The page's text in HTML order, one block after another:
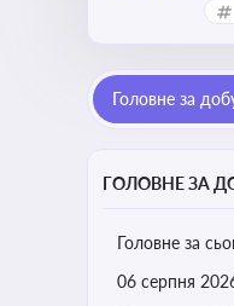
Головне за
ГОЛОВНЕ ЗА
Головне за
06 серпня